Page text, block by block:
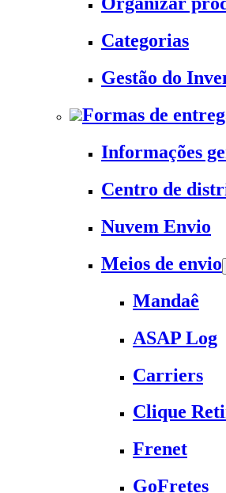
Categorias
Gestão do
Formas de
Informações
Centro de
Nuvem Envio
Meios de envio
Mandaê
ASAP Log
Carriers
Clique
Frenet
GoFretes